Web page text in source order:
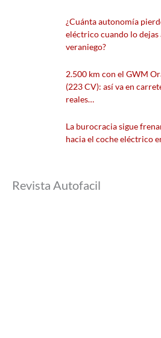
¿Cuánta autonomía
eléctrico cuando lo dejas
veraniego?
2.500 km con el GWM
(223 CV): así va en
reales…
La burocracia sigue
hacia el coche eléctrico
Revista Autofacil